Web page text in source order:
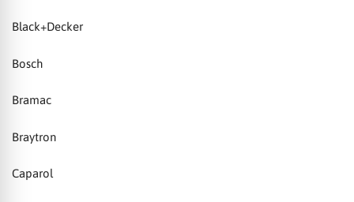
Black+Decker
Bosch
Bramac
Braytron
Caparol